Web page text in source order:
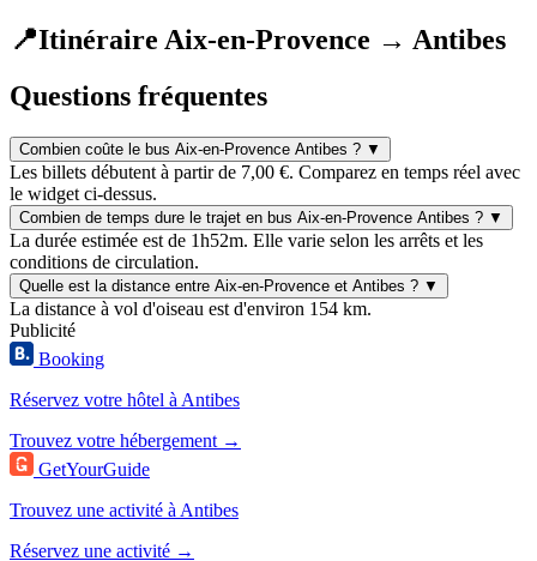
📍Itinéraire Aix-en-Provence → Antibes
Questions fréquentes
Combien coûte le bus Aix-en-Provence Antibes ? ▼
Les billets débutent à partir de 7,00 €. Comparez en temps réel avec
le widget ci-dessus.
Combien de temps dure le trajet en bus Aix-en-Provence Antibes ? ▼
La durée estimée est de 1h52m. Elle varie selon les arrêts et les
conditions de circulation.
Quelle est la distance entre Aix-en-Provence et Antibes ? ▼
La distance à vol d'oiseau est d'environ 154 km.
Publicité
Booking
Réservez votre hôtel à Antibes
Trouvez votre hébergement →
GetYourGuide
Trouvez une activité à Antibes
Réservez une activité →